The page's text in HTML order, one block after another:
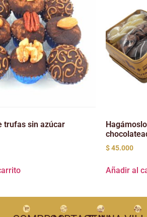
trufas sin azúcar
$45.000
Añadir al